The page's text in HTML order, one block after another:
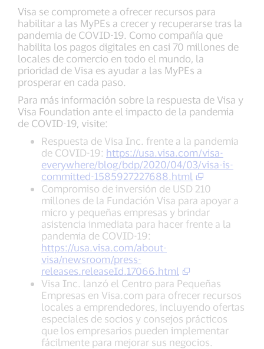
Visa se compromete a ofrecer recursos para
habilitar a las MyPEs a crecer y recuperarse tras la
pandemia de COVID-19. Como compañía que
habilita los pagos digitales en casi 70 millones de
locales de comercio en todo el mundo, la
prioridad de Visa es ayudar a las MyPEs a
prosperar en cada paso.
Para más información sobre la respuesta de Visa y
Visa Foundation ante el impacto de la pandemia
de COVID-19, visite:
Respuesta de Visa Inc. frente a la pandemia
de COVID-19: https://usa.visa.com/visa-
everywhere/blog/bdp/2020/04/03/visa-is-
committed-1585927227688.html
Compromiso de inversión de USD 210
millones de la Fundación Visa para apoyar a
micro y pequeñas empresas y brindar
asistencia inmediata para hacer frente a la
pandemia de COVID-19:
https://usa.visa.com/about-
visa/newsroom/press-
releases.releaseId.17066.html
Visa Inc. lanzó el Centro para Pequeñas
Empresas en Visa.com para ofrecer recursos
locales a emprendedores, incluyendo ofertas
especiales de socios y consejos prácticos
que los empresarios pueden implementar
fácilmente para mejorar sus negocios.